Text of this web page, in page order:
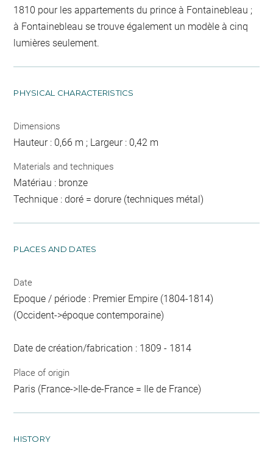
1810 pour les appartements du prince à Fontainebleau ;
à Fontainebleau se trouve également un modèle à cinq
lumières seulement.
PHYSICAL CHARACTERISTICS
Dimensions
Hauteur : 0,66 m ; Largeur : 0,42 m
Materials and techniques
Matériau : bronze
Technique : doré = dorure (techniques métal)
PLACES AND DATES
Date
Epoque / période : Premier Empire (1804-1814)
(Occident->époque contemporaine)
Date de création/fabrication : 1809 - 1814
Place of origin
Paris (France->Ile-de-France = Ile de France)
HISTORY